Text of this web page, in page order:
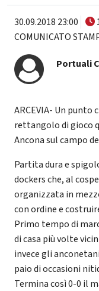
30.09.2018 23:00
COMUNICATO
Portuali
ARCEVIA- Un punto
rettangolo di gioco
Ancona sul campo
Partita dura e
dockers che, al
organizzata in
con ordine e
Primo tempo di
di casa più volte
invece gli
paio di occasioni
Termina così 0-0 il